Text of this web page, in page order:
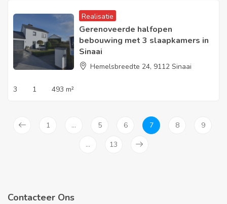
Realisatie
Gerenoveerde halfopen
bebouwing met 3 slaapkamers in
Sinaai
Hemelsbreedte 24, 9112 Sinaai
3 1 493 m²
1 … 5 6 7 8
9
…
13
Contacteer Ons